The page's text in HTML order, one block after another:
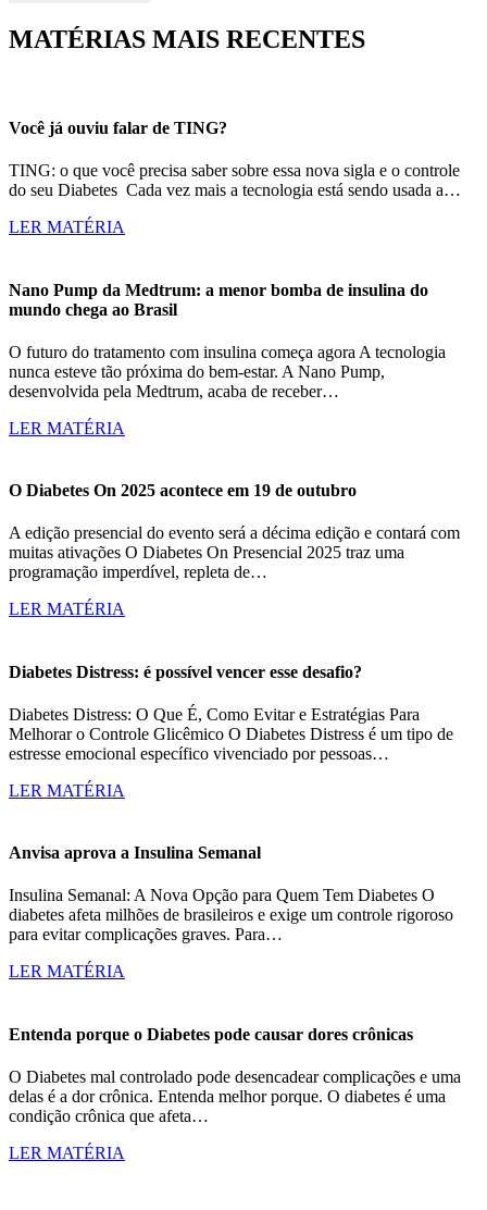
MATÉRIAS MAIS RECENTES
Você já ouviu falar de TING?
TING: o que você precisa saber sobre essa nova sigla e o controle
do seu Diabetes Cada vez mais a tecnologia está sendo usada a…
LER MATÉRIA
Nano Pump da Medtrum: a menor bomba de insulina do
mundo chega ao Brasil
O futuro do tratamento com insulina começa agora A tecnologia
nunca esteve tão próxima do bem-estar. A Nano Pump,
desenvolvida pela Medtrum, acaba de receber…
LER MATÉRIA
O Diabetes On 2025 acontece em 19 de outubro
A edição presencial do evento será a décima edição e contará com
muitas ativações O Diabetes On Presencial 2025 traz uma
programação imperdível, repleta de…
LER MATÉRIA
Diabetes Distress: é possível vencer esse desafio?
Diabetes Distress: O Que É, Como Evitar e Estratégias Para
Melhorar o Controle Glicêmico O Diabetes Distress é um tipo de
estresse emocional específico vivenciado por pessoas…
LER MATÉRIA
Anvisa aprova a Insulina Semanal
Insulina Semanal: A Nova Opção para Quem Tem Diabetes O
diabetes afeta milhões de brasileiros e exige um controle rigoroso
para evitar complicações graves. Para…
LER MATÉRIA
Entenda porque o Diabetes pode causar dores crônicas
O Diabetes mal controlado pode desencadear complicações e uma
delas é a dor crônica. Entenda melhor porque. O diabetes é uma
condição crônica que afeta…
LER MATÉRIA